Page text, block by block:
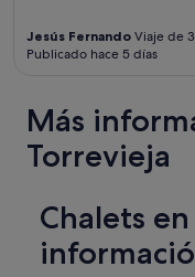
Jesús Fernando Viaje de
Publicado hace 5 días
Más
Torrevieja
Chalets